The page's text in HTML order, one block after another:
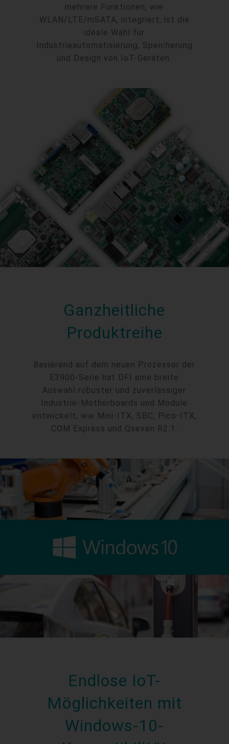
mehrere Funktionen, wie
WLAN/LTE/mSATA, integriert, ist die
ideale Wahl für
Industrieautomatisierung, Speicherung
und Design von IoT-Geräten.
Ganzheitliche
Produktreihe
Basierend auf dem neuen Prozessor der
E3900-Serie hat DFI eine breite
Auswahl robuster und zuverlässiger
Industrie-Motherboards und Module
entwickelt, wie Mini-ITX, SBC, Pico-ITX,
COM Express und Qseven R2.1.
Endlose IoT-
Möglichkeiten mit
Windows-10-